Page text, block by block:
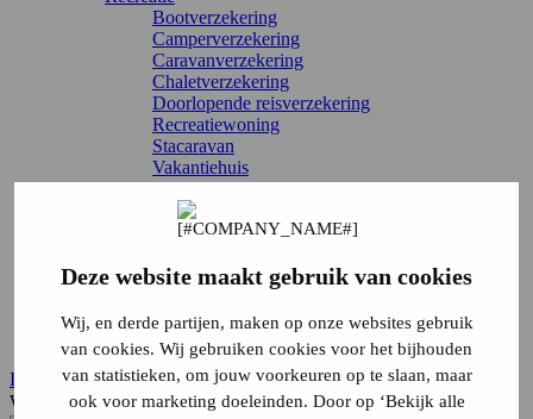
Deze website maakt gebruik van cookies
Wij, en derde partijen, maken op onze websites gebruik
van cookies. Wij gebruiken cookies voor het bijhouden
van statistieken, om jouw voorkeuren op te slaan, maar
ook voor marketing doeleinden. Door op ‘Bekijk alle
Bootverzekering
Camperverzekering
Caravanverzekering
Chaletverzekering
Doorlopende reisverzekering
Recreatiewoning
Stacaravan
Vakantiehuis
Vouwwagenverzekering
Alle verzekeringen
Wijziging doorgeven
Verzekering annuleren
Inloggen
Service & contact
Inloggen
Waar ben je naar op zoek?